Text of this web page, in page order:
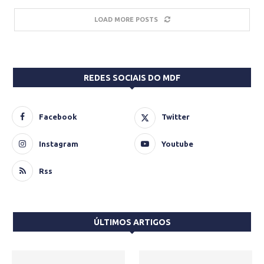
LOAD MORE POSTS
REDES SOCIAIS DO MDF
Facebook Twitter
Instagram Youtube
Rss
ÚLTIMOS ARTIGOS